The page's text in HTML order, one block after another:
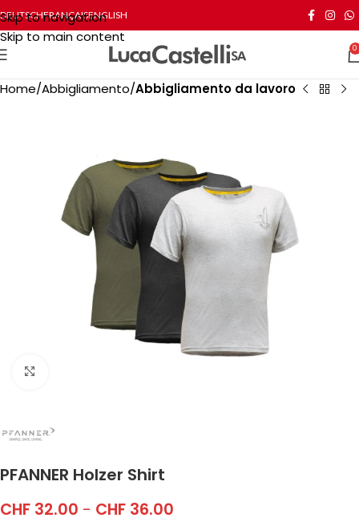
Skip to navigation
Skip to main content
DEUTSCHFRANÇAISENGLISH
0
Home Abbigliamento Abbigliamento da lavoro
PFANNER Holzer Shirt
CHF 32.00 - CHF 36.00